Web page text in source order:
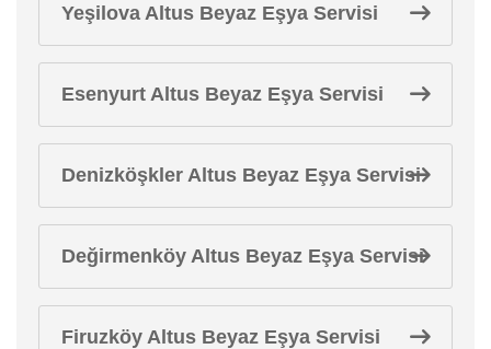
Yeşilova Altus Beyaz Eşya Servisi
Esenyurt Altus Beyaz Eşya Servisi
Denizköşkler Altus Beyaz Eşya Servisi
Değirmenköy Altus Beyaz Eşya Servisi
Firuzköy Altus Beyaz Eşya Servisi